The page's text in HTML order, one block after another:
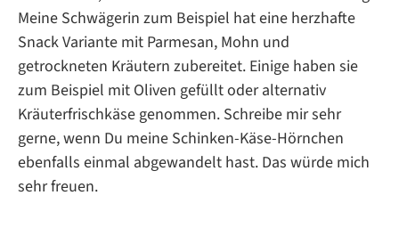
Meine Schwägerin zum Beispiel hat eine herzhafte
Snack Variante mit Parmesan, Mohn und
getrockneten Kräutern zubereitet. Einige haben sie
zum Beispiel mit Oliven gefüllt oder alternativ
Kräuterfrischkäse genommen. Schreibe mir sehr
gerne, wenn Du meine Schinken-Käse-Hörnchen
ebenfalls einmal abgewandelt hast. Das würde mich
sehr freuen.